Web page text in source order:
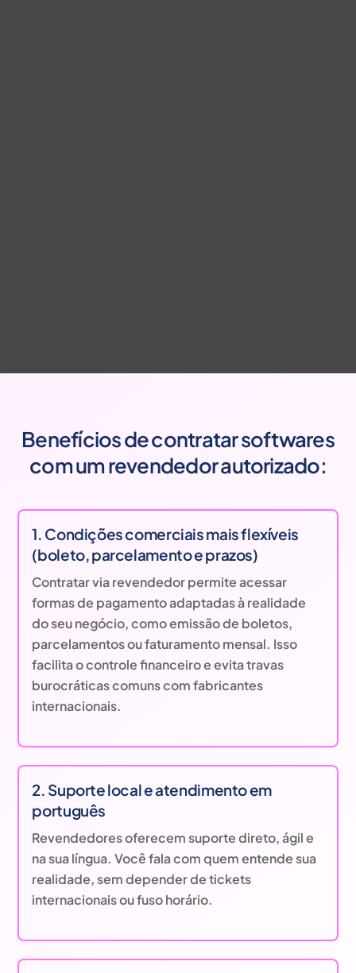
Benefícios de contratar softwares
com um revendedor autorizado:
1. Condições comerciais mais flexíveis
(boleto, parcelamento e prazos)
Contratar via revendedor permite acessar
formas de pagamento adaptadas à realidade
do seu negócio, como emissão de boletos,
parcelamentos ou faturamento mensal. Isso
facilita o controle financeiro e evita travas
burocráticas comuns com fabricantes
internacionais.
2. Suporte local e atendimento em
português
Revendedores oferecem suporte direto, ágil e
na sua língua. Você fala com quem entende sua
realidade, sem depender de tickets
internacionais ou fuso horário.